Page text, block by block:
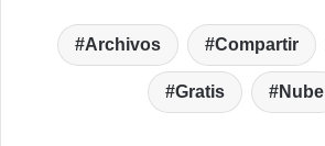
Archivos Compartir
Gratis Nube